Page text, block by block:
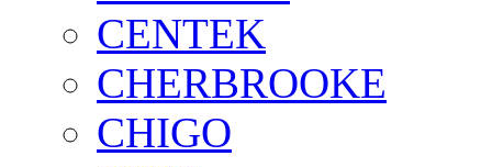
CENTEK
CHERBROOKE
CHIGO